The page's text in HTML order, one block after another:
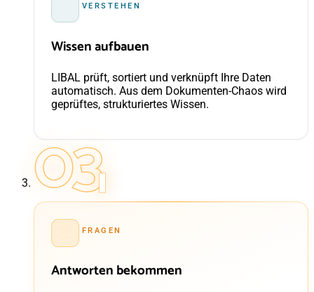
VERSTEHEN
Wissen aufbauen
LIBAL prüft, sortiert und verknüpft Ihre Daten
automatisch. Aus dem Dokumenten-Chaos wird
geprüftes, strukturiertes Wissen.
03
FRAGEN
Antworten bekommen